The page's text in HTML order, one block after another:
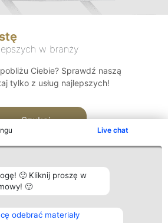
Live chat
🙂 Kliknij proszę w
🙂
odebrać materiały
w branży
Ciebie? Sprawdź naszą
tylko z usług najlepszych!
Szukaj
Plebiscyt
Laureaci
Kontakt
Kontakt